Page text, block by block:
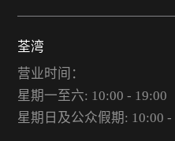
荃湾
营业时间：
星期一至六: 10:00 - 19:00
星期日及公众假期: 10:00 -